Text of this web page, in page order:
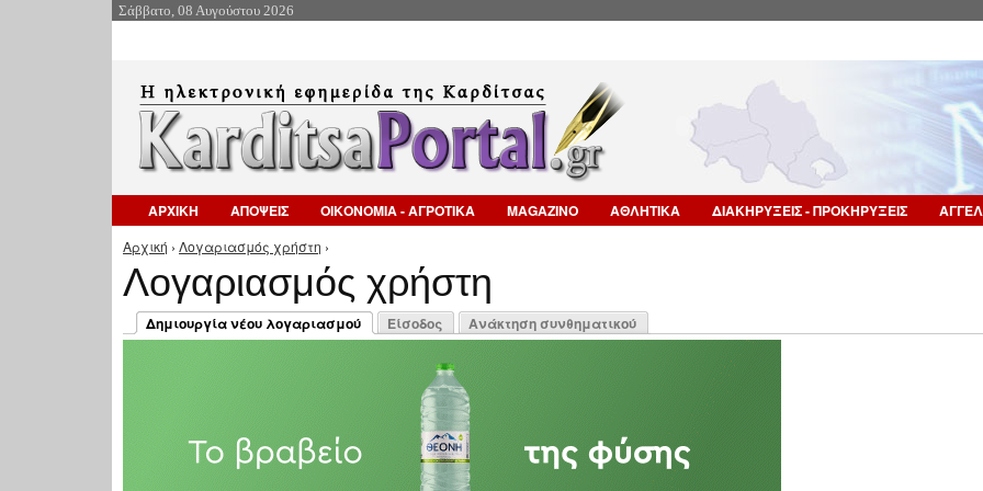
Σάββατο, 08 Αυγούστου 2026
ΑΡΧΙΚΗ ΑΠΟΨΕΙΣ ΟΙΚΟΝΟΜΙΑ - ΑΓΡΟΤΙΚΑ MAGAZINO ΑΘΛΗΤΙΚΑ ΔΙΑΚΗΡΥΞΕΙΣ - ΠΡΟΚΗΡΥΞΕΙΣ
Είστε εδώ
Αρχική › Λογαριασμός χρήστη ›
Λογαριασμός χρήστη
Πρωτεύουσες καρτέλες
Δημιουργία νέου λογαριασμού
(ενεργή καρτέλα)
Είσοδος Ανάκτηση συνθηματικού